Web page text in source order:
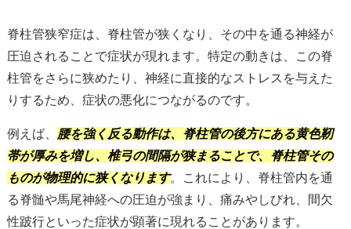
脊柱管狭窄症は、脊柱管が狭くなり、その中を通る神経が
圧迫されることで症状が現れます。特定の動きは、この脊
柱管をさらに狭めたり、神経に直接的なストレスを与えた
りするため、症状の悪化につながるのです。
例えば、 腰を強く反る動作は、脊柱管の後方にある黄色靭
帯が厚みを増し、椎弓の間隔が狭まることで、脊柱管その
ものが物理的に狭くなります。これにより、脊柱管内を通
る脊髄や馬尾神経への圧迫が強まり、痛みやしびれ、間欠
性跛行といった症状が顕著に現れることがあります。